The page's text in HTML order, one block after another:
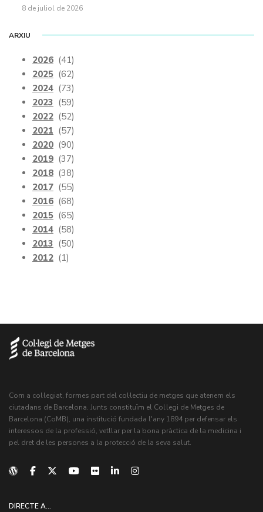
8 de juliol de 2026
ARXIU
2026 (41)
2025 (62)
2024 (73)
2023 (59)
2022 (52)
2021 (57)
2020 (90)
2019 (37)
2018 (38)
2017 (55)
2016 (68)
2015 (65)
2014 (58)
2013 (50)
2012 (1)
Com a col·legiat, formes part del col·lectiu de metges que atenem els
ciutadans de Barcelona. Junts constituïm el Col·legi de Metges de
Barcelona (CoMB), una institució fundada l'any 1894 per defensar els
interessos de la professió, vetllar per la bona pràctica de la medicina i
pel dret de les persones a la protecció de la seva salut.
DIRECTE A...